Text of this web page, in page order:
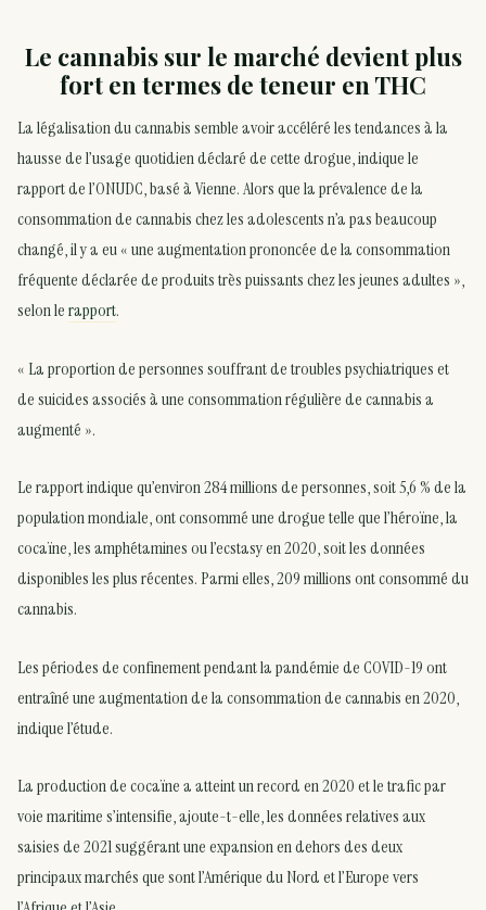
Le cannabis sur le marché devient plus
fort en termes de teneur en THC
La légalisation du cannabis semble avoir accéléré les tendances à la
hausse de l’usage quotidien déclaré de cette drogue, indique le
rapport de l’ONUDC, basé à Vienne. Alors que la prévalence de la
consommation de cannabis chez les adolescents n’a pas beaucoup
changé, il y a eu « une augmentation prononcée de la consommation
fréquente déclarée de produits très puissants chez les jeunes adultes »,
selon lerapport.
« La proportion de personnes souffrant de troubles psychiatriques et
de suicides associés à une consommation régulière de cannabis a
augmenté ».
Le rapport indique qu’environ 284 millions de personnes, soit 5,6 % de la
population mondiale, ont consommé une drogue telle que l’héroïne, la
cocaïne, les amphétamines ou l’ecstasy en 2020, soit les données
disponibles les plus récentes. Parmi elles, 209 millions ont consommé du
cannabis.
Les périodes de confinement pendant la pandémie de COVID-19 ont
entraîné une augmentation de la consommation de cannabis en 2020,
indique l’étude.
La production de cocaïne a atteint un record en 2020 et le trafic par
voie maritime s’intensifie, ajoute-t-elle, les données relatives aux
saisies de 2021 suggérant une expansion en dehors des deux
principaux marchés que sont l’Amérique du Nord et l’Europe vers